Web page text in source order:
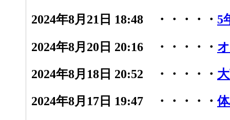
2024年8月21日 18:48 ・・・・・ 5
2024年8月20日 20:16 ・・・・・
2024年8月18日 20:52 ・・・・・
2024年8月17日 19:47 ・・・・・